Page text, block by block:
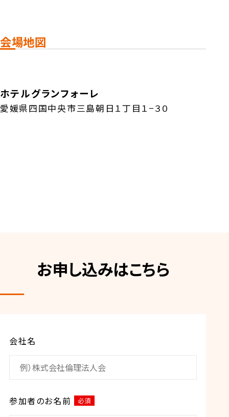
会場地図
ホテルグランフォーレ
愛媛県四国中央市三島朝日１丁目１−３０
お申し込みはこちら
会社名
参加者のお名前 必須